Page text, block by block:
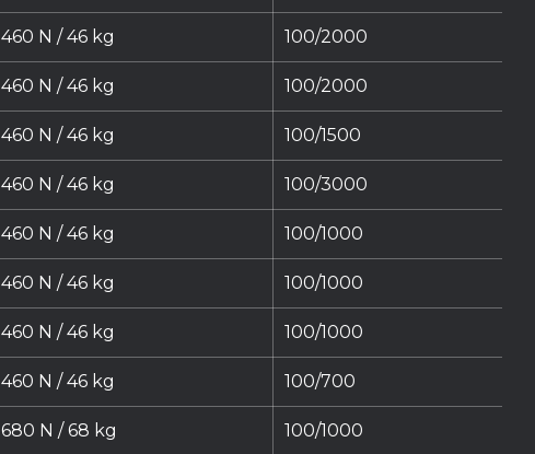
460 N / 46 kg 100/2000
460 N / 46 kg 100/2000
460 N / 46 kg 100/1500
460 N / 46 kg 100/3000
460 N / 46 kg 100/1000
460 N / 46 kg 100/1000
460 N / 46 kg 100/1000
460 N / 46 kg 100/700
680 N / 68 kg 100/1000